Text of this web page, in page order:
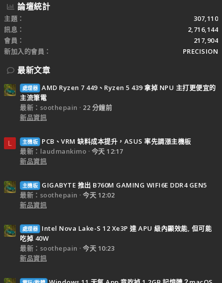
論壇統計
主題
307,110
訊息
2,716,144
會員
217,904
新加入的會員
PRECISION
最新文章
處理器 AMD Ryzen 7 449、Ryzen 5 439 拿掉 NPU 主打更便宜的
主流筆電
最新：soothepain
22 分鐘前
新品資訊
L 主機板
PCB、VRM 缺料成本提升，ASUS 率先調漲主機板
最新：laudmankimo
今天 12:17
新品資訊
主機板
GIGABYTE 推出 B760M GAMING WIFI6E DDR4 GEN5
最新：soothepain
今天 12:02
新品資訊
處理器
Intel Nova Lake-S 12 Xe3P 達 APU 級內顯效能, 但可能
吃掉 40W
最新：soothepain
今天 10:23
新品資訊